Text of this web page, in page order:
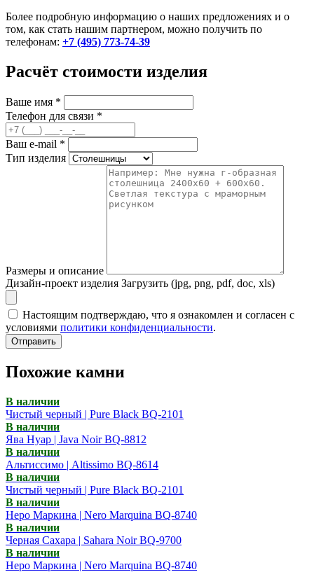
Более подробную информацию о наших предложениях и о
том, как стать нашим партнером, можно получить по
телефонам: +7 (495) 773-74-39
Расчёт стоимости изделия
Ваше имя *
Телефон для связи *
Ваш e-mail *
Тип изделия
Размеры и описание
Дизайн-проект изделия Загрузить (jpg, png, pdf, doc, xls)
Настоящим подтверждаю, что я ознакомлен и согласен с
условиями политики конфиденциальности.
Отправить
Похожие камни
В наличии
Чистый черный | Pure Black BQ-2101
В наличии
Ява Нуар | Java Noir BQ-8812
В наличии
Альтиссимо | Altissimo BQ-8614
В наличии
Чистый черный | Pure Black BQ-2101
В наличии
Неро Маркина | Nero Marquina BQ-8740
В наличии
Черная Сахара | Sahara Noir BQ-9700
В наличии
Неро Маркина | Nero Marquina BQ-8740